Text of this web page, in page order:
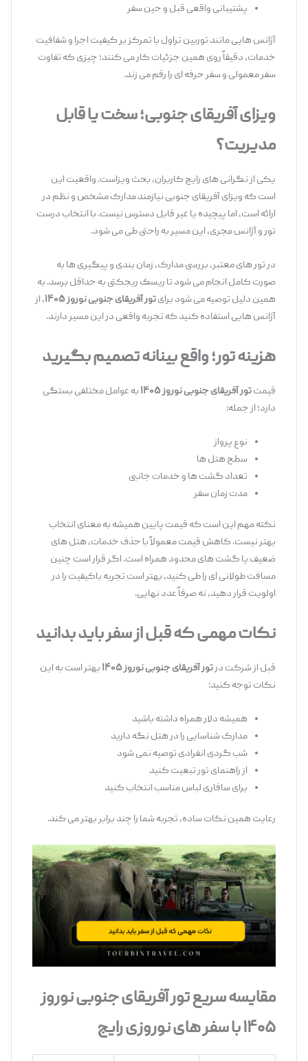
پشتیبانی واقعی قبل و حین سفر
آژانس ‌هایی مانند توربین تراول با تمرکز بر کیفیت اجرا و شفافیت
خدمات، دقیقاً روی همین جزئیات کار می ‌کنند؛ چیزی که تفاوت
سفر معمولی و سفر حرفه ‌ای را رقم می ‌زند.
ویزای آفریقای جنوبی؛ سخت یا قابل
مدیریت؟
یکی از نگرانی ‌های رایج کاربران، بحث ویزاست. واقعیت این
است که ویزای آفریقای جنوبی نیازمند مدارک مشخص و نظم در
ارائه است، اما پیچیده یا غیر قابل دسترس نیست. با انتخاب درست
تور و آژانس مجری، این مسیر به ‌راحتی طی می‌ شود.
در تور های معتبر، بررسی مدارک، زمان ‌بندی و پیگیری ‌ها به‌
صورت کامل انجام می ‌شود تا ریسک ریجکتی به حداقل برسد. به
همین دلیل توصیه می ‌شود برایتور آفریقای جنوبی نوروز ۱۴۰۵
، از
آژانس‌ هایی استفاده کنید که تجربه واقعی در این مسیر دارند.
هزینه تور؛ واقع‌ بینانه تصمیم بگیرید
تور آفریقای جنوبی نوروز ۱۴۰۵
به عوامل مختلفی بستگی
دارد؛ از جمله:
نوع پرواز
سطح هتل ‌ها
تعداد گشت ‌ها و خدمات جانبی
مدت زمان سفر
نکته مهم این است که قیمت پایین همیشه به ‌معنای انتخاب
بهتر نیست. کاهش قیمت معمولاً با حذف خدمات، هتل ‌های
ضعیف یا گشت ‌های محدود همراه است. اگر قرار است چنین
مسافت طولانی ‌ای را طی کنید، بهتر است تجربه باکیفیت را در
اولویت قرار دهید، نه صرفاً عدد نهایی.
نکات مهمی که قبل از سفر باید بدانید
قبل از شرکت درتور آفریقای جنوبی نوروز ۱۴۰۵
بهتر است به این
نکات توجه کنید:
همیشه دلار همراه داشته باشید
مدارک شناسایی را در هتل نگه دارید
شب ‌گردی انفرادی توصیه نمی ‌شود
از راهنمای تور تبعیت کنید
برای سافاری لباس مناسب انتخاب کنید
رعایت همین نکات ساده، تجربه شما را چند برابر بهتر می ‌کند.
مقایسه سریع تور آفریقای جنوبی نوروز
۱۴۰۵ با سفر های نوروزی رایج